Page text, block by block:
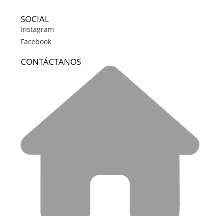
SOCIAL
Instagram
Facebook
CONTÁCTANOS